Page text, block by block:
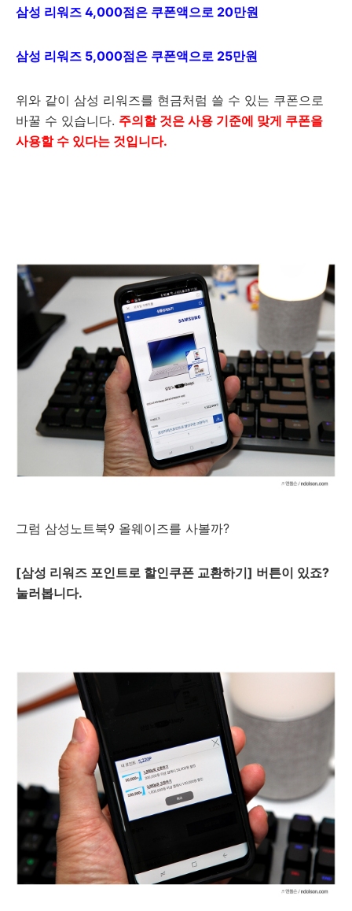
삼성 리워즈 4,000점은 쿠폰액으로 20만원
삼성 리워즈 5,000점은 쿠폰액으로 25만원
위와 같이 삼성 리워즈를 현금처럼 쓸 수 있는 쿠폰으로
바꿀 수 있습니다. 주의할 것은 사용 기준에 맞게 쿠폰을
사용할 수 있다는 것입니다.
그럼 삼성노트북9 올웨이즈를 사볼까?
[삼성 리워즈 포인트로 할인쿠폰 교환하기] 버튼이 있죠?
눌러봅니다.